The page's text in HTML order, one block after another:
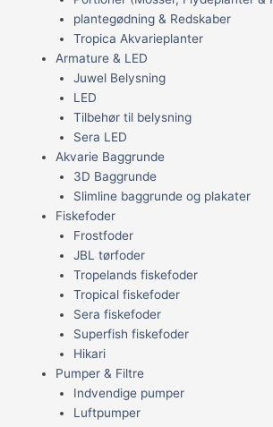
plantegødning & Redskaber
Tropica Akvarieplanter
Armature & LED
Juwel Belysning
LED
Tilbehør til belysning
Sera LED
Akvarie Baggrunde
3D Baggrunde
Slimline baggrunde og plakater
Fiskefoder
Frostfoder
JBL tørfoder
Tropelands fiskefoder
Tropical fiskefoder
Sera fiskefoder
Superfish fiskefoder
Hikari
Pumper & Filtre
Indvendige pumper
Luftpumper